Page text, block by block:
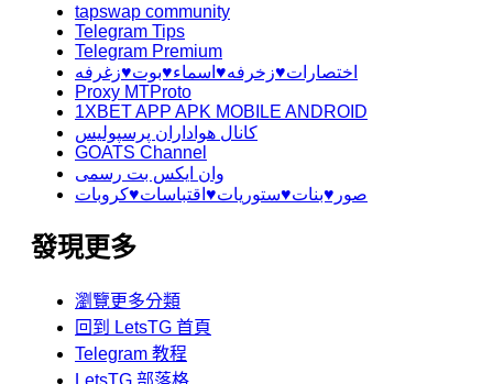
tapswap community
Telegram Tips
Telegram Premium
اختصارات♥️زخرفه♥️اسماء♥️بوت♥️زغرفه
Proxy MTProto
1XBET APP APK MOBILE ANDROID
کانال هواداران پرسپولیس
GOATS Channel
وان ایکس بت رسمی
صور♥️بنات♥️ستوريات♥️اقتباسات♥️كروبات
發現更多
瀏覽更多分類
回到 LetsTG 首頁
Telegram 教程